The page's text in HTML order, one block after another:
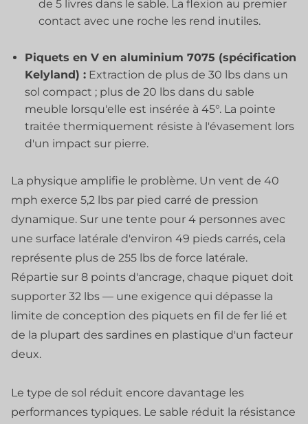
de 5 livres dans le sable. La flexion au premier
contact avec une roche les rend inutiles.
Piquets en V en aluminium 7075 (spécification
Kelyland) : Extraction de plus de 30 lbs dans un
sol compact ; plus de 20 lbs dans du sable
meuble lorsqu'elle est insérée à 45°. La pointe
traitée thermiquement résiste à l'évasement lors
d'un impact sur pierre.
La physique amplifie le problème. Un vent de 40
mph exerce 5,2 lbs par pied carré de pression
dynamique. Sur une tente pour 4 personnes avec
une surface latérale d'environ 49 pieds carrés, cela
représente plus de 255 lbs de force latérale.
Répartie sur 8 points d'ancrage, chaque piquet doit
supporter 32 lbs — une exigence qui dépasse la
limite de conception des piquets en fil de fer lié et
de la plupart des sardines en plastique d'un facteur
deux.
Le type de sol réduit encore davantage les
performances typiques. Le sable réduit la résistance